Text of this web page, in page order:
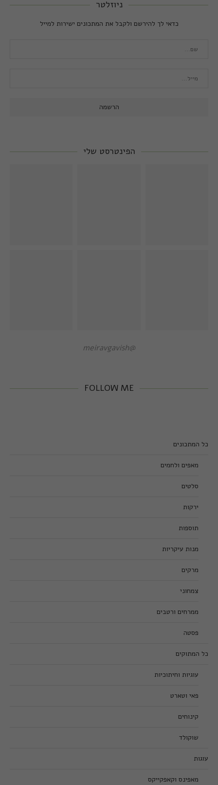
ניוזלטר
כדאי לך להירשם ולקבל את המתכונים ישירות למייל
הפינטרסט שלי
@meiravgavish
FOLLOW ME
כל המתכונים
מאפים ולחמים
סלטים
ירקות
תוספות
מנות עיקריות
מרקים
צמחוני
ממרחים ורטבים
פסטה
כל המתוקים
עוגיות וחיתוכיות
פאי וטארט
קינוחים
שוקולד
עוגות
מאפינס וקאפקייקס